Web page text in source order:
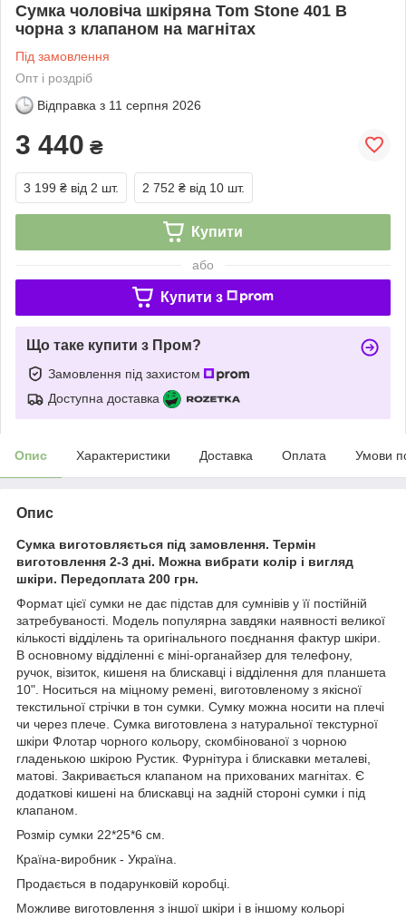
Сумка чоловіча шкіряна Tom Stone 401 B
чорна з клапаном на магнітах
Під замовлення
Опт і роздріб
Відправка з 11 серпня 2026
3 440 ₴
3 199 ₴ від 2 шт. 2 752 ₴ від 10 шт.
Купити
або
Купити з
Що таке купити з Пром?
Замовлення під захистом
Доступна доставка
Опис Характеристики Доставка Оплата Умови
Опис
Сумка виготовляється під замовлення. Термін
виготовлення 2-3 дні. Можна вибрати колір і вигляд
шкіри. Передоплата 200 грн.
Формат цієї сумки не дає підстав для сумнівів у її постійній
затребуваності. Модель популярна завдяки наявності великої
кількості відділень та оригінального поєднання фактур шкіри.
В основному відділенні є міні-органайзер для телефону,
ручок, візиток, кишеня на блискавці і відділення для планшета
10". Носиться на міцному ремені, виготовленому з якісної
текстильної стрічки в тон сумки. Сумку можна носити на плечі
чи через плече. Сумка виготовлена з натуральної текстурної
шкіри Флотар чорного кольору, скомбінованої з чорною
гладенькою шкірою Рустик. Фурнітура і блискавки металеві,
матові. Закривається клапаном на прихованих магнітах. Є
додаткові кишені на блискавці на задній стороні сумки і під
клапаном.
Розмір сумки 22*25*6 см.
Країна-виробник - Україна.
Продається в подарунковій коробці.
Можливе виготовлення з іншої шкіри і в іншому кольорі